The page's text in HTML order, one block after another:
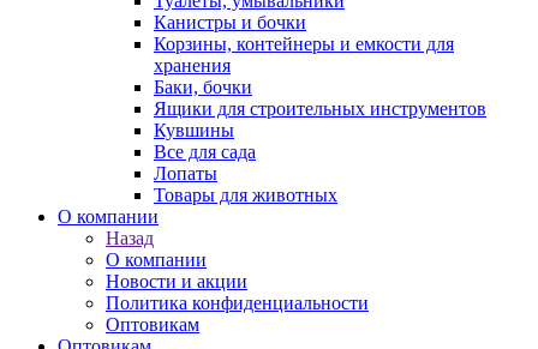
Канистры и бочки
Корзины, контейнеры и емкости для
хранения
Баки, бочки
Ящики для строительных инструментов
Кувшины
Все для сада
Лопаты
Товары для животных
О компании
Назад
О компании
Новости и акции
Политика конфиденциальности
Оптовикам